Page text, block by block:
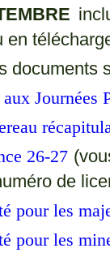
documents
Journées
26-27
de
pour les
pour les